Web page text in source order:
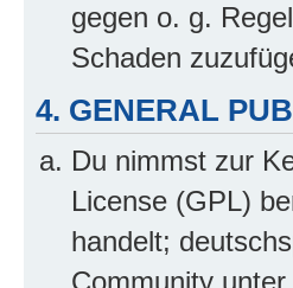
gegen o. g.
Schaden
4. GENERAL
Du nimmst zur
License (GPL)
handelt;
Community